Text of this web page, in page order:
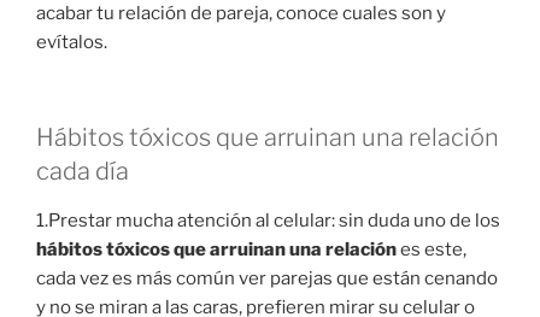
acabar tu relación de pareja, conoce cuales son y
evítalos.
Hábitos tóxicos que arruinan una relación
cada día
1.Prestar mucha atención al celular: sin duda uno de los
hábitos tóxicos que arruinan una relaciónes este,
cada vez es más común ver parejas que están cenando
y no se miran a las caras, prefieren mirar su celular o